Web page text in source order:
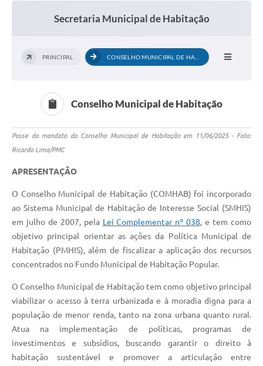
Secretaria Municipal de Habitação
PRINCIPAL
Conselho Municipal de Habitação
Posse do mandato do Conselho Municipal de Habitação em 11/06/2025 - Foto:
Ricardo Lima/PMC
APRESENTAÇÃO
O Conselho Municipal de Habitação (COMHAB) foi incorporado
ao Sistema Municipal de Habitação de Interesse Social (SMHIS)
em julho de 2007, pela Lei Complementar nº 038, e tem como
objetivo principal orientar as ações da Política Municipal de
Habitação (PMHIS), além de fiscalizar a aplicação dos recursos
concentrados no Fundo Municipal de Habitação Popular.
O Conselho Municipal de Habitação tem como objetivo principal
viabilizar o acesso à terra urbanizada e à moradia digna para a
população de menor renda, tanto na zona urbana quanto rural.
Atua na implementação de políticas, programas de
investimentos e subsídios, buscando garantir o direito à
habitação sustentável e promover a articulação entre